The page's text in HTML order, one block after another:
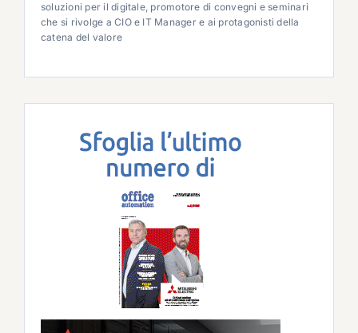
soluzioni per il digitale, promotore di convegni e seminari
che si rivolge a CIO e IT Manager e ai protagonisti della
catena del valore